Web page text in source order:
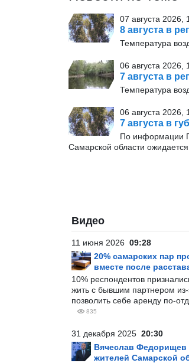
07 августа 2026,
8 августа в
Температура
06 августа 2026,
7 августа в
Температура
06 августа 2026,
7 августа в
По информации
Самарской области
Видео
11 июня 2026 09:28
20% самарских пар
вместе после
10% респондентов
жить с бывшим партнером из-
позволить себе аренду по-
835
31 декабря 2025 20:30
Вячеслав Федорищев
жителей Самарской